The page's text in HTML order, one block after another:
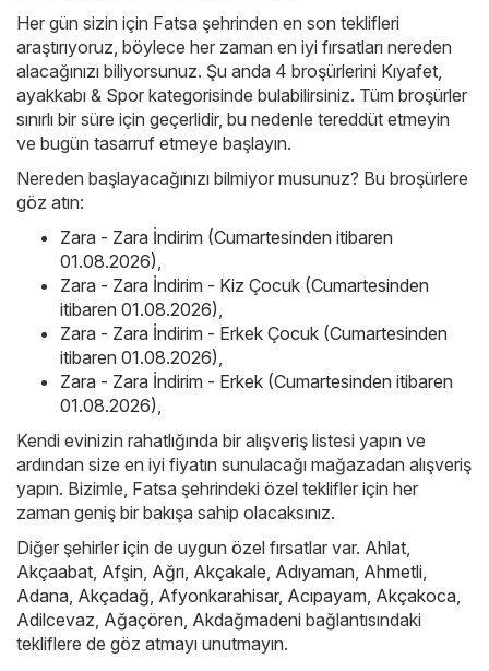
Her gün sizin için Fatsa şehrinden en son teklifleri
araştırıyoruz, böylece her zaman en iyi fırsatları nereden
alacağınızı biliyorsunuz. Şu anda 4 broşürlerini Kıyafet,
ayakkabı & Spor kategorisinde bulabilirsiniz. Tüm broşürler
sınırlı bir süre için geçerlidir, bu nedenle tereddüt etmeyin
ve bugün tasarruf etmeye başlayın.
Nereden başlayacağınızı bilmiyor musunuz? Bu broşürlere
göz atın:
Zara - Zara İndirim (Cumartesinden itibaren
01.08.2026)
Zara - Zara İndirim - Kiz Çocuk (Cumartesinden
itibaren 01.08.2026)
Zara - Zara İndirim - Erkek Çocuk (Cumartesinden
itibaren 01.08.2026)
Zara - Zara İndirim - Erkek (Cumartesinden itibaren
01.08.2026)
Kendi evinizin rahatlığında bir alışveriş listesi yapın ve
ardından size en iyi fiyatın sunulacağı mağazadan alışveriş
yapın. Bizimle, Fatsa şehrindeki özel teklifler için her
zaman geniş bir bakışa sahip olacaksınız.
Diğer şehirler için de uygun özel fırsatlar var. Ahlat
Akçaabat Afşin Ağrı Akçakale Adıyaman Ahmetli
Adana Akçadağ Afyonkarahisar, Acıpayam Akçakoca
Adilcevaz Ağaçören Akdağmadeni bağlantısındaki
tekliflere de göz atmayı unutmayın.